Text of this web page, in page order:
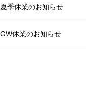
夏季休業のお知らせ
GW休業のお知らせ